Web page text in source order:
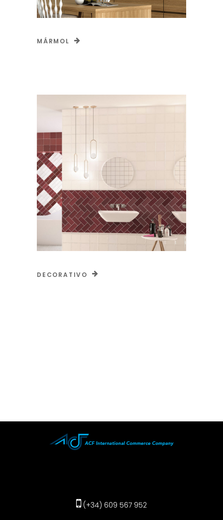
MÁRMOL
DECORATIVO
(+34) 609 567 952